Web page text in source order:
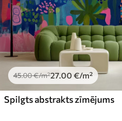
45.00€/m²27.00 €/m²
Spilgts abstrakts zīmējums